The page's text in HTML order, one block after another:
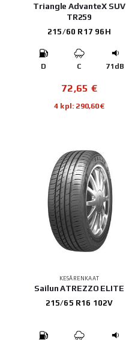
Triangle AdvanteX SUV
TR259
215/60 R17 96H
D C 71dB
72,65 €
4 kpl: 290,60€
KESÄRENKAAT
Sailun ATREZZO ELITE
215/65 R16 102V